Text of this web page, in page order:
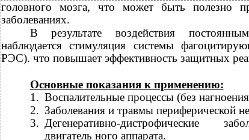
головного мозга, что может быть полезно
заболеваниях.
В результате воздействия
наблюдается стимуляция системы
РЭС). что повышает эффективность защитных
Основные показания к применению:
1. Воспалительные процессы (без
2. Заболевания и травмы периферической
3. Дегенеративно-дистрофические
двигатель ного аппарата.